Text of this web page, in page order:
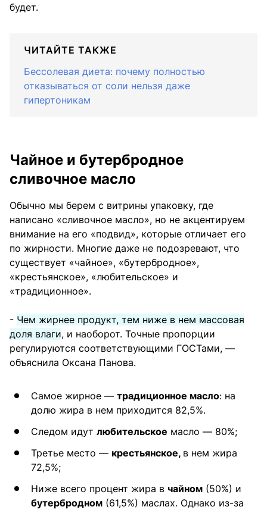
будет.
ЧИТАЙТЕ ТАКЖЕ
Бессолевая диета: почему полностью
отказываться от соли нельзя даже
гипертоникам
Чайное и бутербродное
сливочное масло
Обычно мы берем с витрины упаковку, где
написано «сливочное масло», но не акцентируем
внимание на его «подвид», которые отличает его
по жирности. Многие даже не подозревают, что
существует «чайное», «бутербродное»,
«крестьянское», «любительское» и
«традиционное».
- Чем жирнее продукт, тем ниже в нем массовая
доля влаги, и наоборот. Точные пропорции
регулируются соответствующими ГОСТами, —
объяснила Оксана Панова.
Самое жирное — традиционное масло: на
долю жира в нем приходится 82,5%.
Следом идут любительское масло — 80%;
Третье место — крестьянское, в нем жира
72,5%;
Ниже всего процент жира в чайном (50%) и
бутербродном (61,5%) маслах. Однако из-за